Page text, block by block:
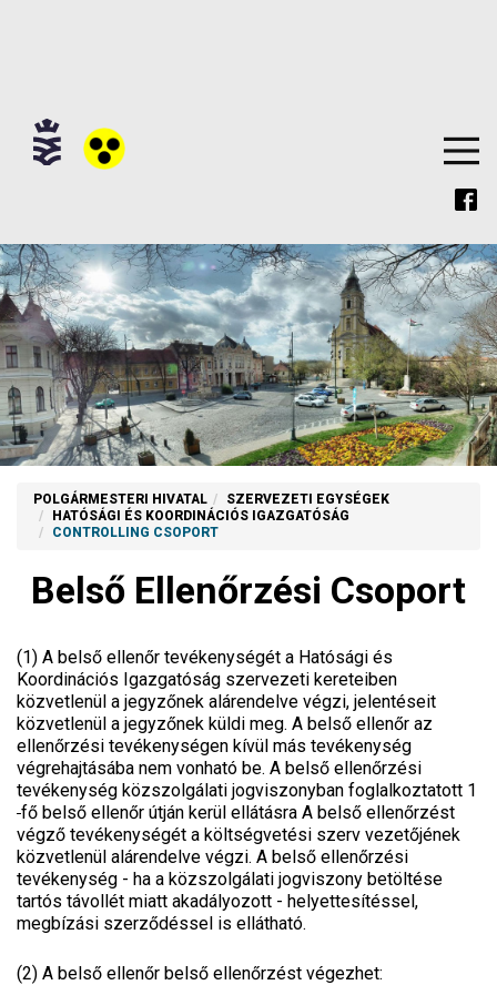
POLGÁRMESTERI HIVATAL
SZERVEZETI EGYSÉGEK
HATÓSÁGI ÉS KOORDINÁCIÓS IGAZGATÓSÁG
CONTROLLING CSOPORT
Belső Ellenőrzési Csoport
(1) A belső ellenőr tevékenységét a Hatósági és
Koordinációs Igazgatóság szervezeti kereteiben
közvetlenül a jegyzőnek alárendelve végzi, jelentéseit
közvetlenül a jegyzőnek küldi meg. A belső ellenőr az
ellenőrzési tevékenységen kívül más tevékenység
végrehajtásába nem vonható be. A belső ellenőrzési
tevékenység közszolgálati jogviszonyban foglalkoztatott 1
fő belső ellenőr útján kerül ellátásra A belső ellenőrzést
végző tevékenységét a költségvetési szerv vezetőjének
közvetlenül alárendelve végzi. A belső ellenőrzési
tevékenység - ha a közszolgálati jogviszony betöltése
tartós távollét miatt akadályozott - helyettesítéssel,
megbízási szerződéssel is ellátható.
(2) A belső ellenőr belső ellenőrzést végezhet: